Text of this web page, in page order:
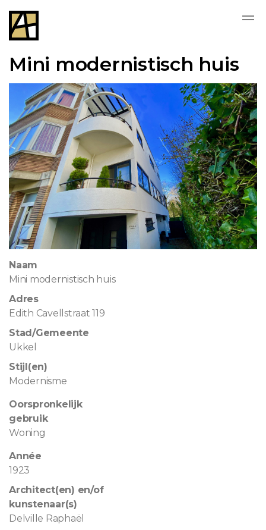
Mini modernistisch huis
Naam
Mini modernistisch huis
Adres
Edith Cavellstraat 119
Stad/Gemeente
Ukkel
Stijl(en)
Modernisme
Oorspronkelijk
gebruik
Woning
Année
1923
Architect(en) en/of
kunstenaar(s)
Delville Raphaël